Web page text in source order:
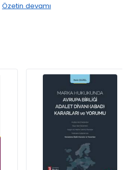
Özetin devamı